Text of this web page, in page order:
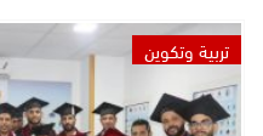
تربية وتكوين